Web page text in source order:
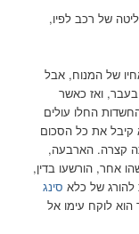
של רכב לפיו,
של המנוח, אבל
ואז כאשר
החלו עולים
את כל הסכום
קצרה. הארבעה,
אחר, הורשעו בדין,
של כלא סינג
לוקח עימו אל